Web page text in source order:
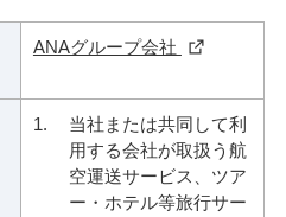
ANAグループ会社
当社または共同して利
用する会社が取扱う航
空運送サービス、ツア
ー・ホテル等旅行サー